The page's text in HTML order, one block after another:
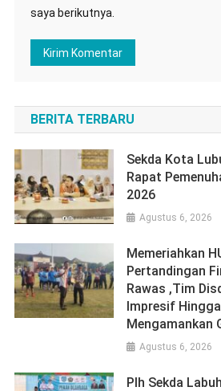
saya berikutnya.
BERITA TERBARU
Sekda Kota
Rapat
2026
Agustus 6, 2026
Memeriahkan
Pertandingan
Rawas ,Tim
Impresif
Mengamankan
Agustus 6, 2026
Plh Sekda